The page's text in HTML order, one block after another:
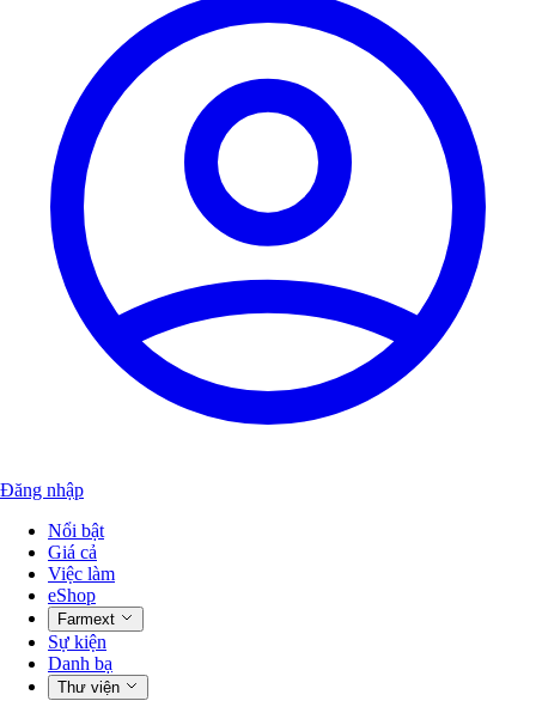
Đăng nhập
Nổi bật
Giá cả
Việc làm
eShop
Farmext
Sự kiện
Danh bạ
Thư viện